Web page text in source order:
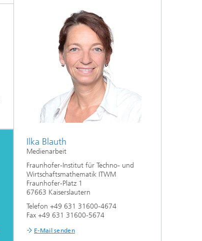
Energie und Versorgung
Optimierung in den Life Sciences
Operations Research:
Produktionsplanung und -steuerung
Ilka Blauth
Medienarbeit
Fraunhofer-Institut für Techno- und
Wirtschaftsmathematik ITWM
Fraunhofer-Platz 1
67663 Kaiserslautern
Telefon +49 631 31600-4674
Fax +49 631 31600-5674
E-Mail senden